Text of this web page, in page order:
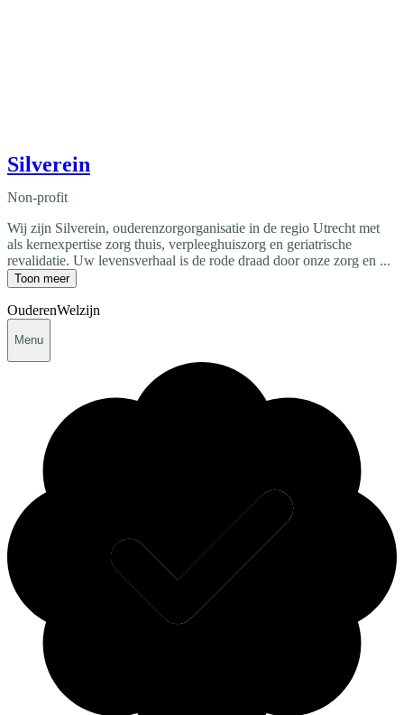
Silverein
Non-profit
Wij zijn Silverein, ouderenzorgorganisatie in de regio Utrecht met
als kernexpertise zorg thuis, verpleeghuiszorg en geriatrische
revalidatie. Uw levensverhaal is de rode draad door onze zorg en ...
Toon meer
OuderenWelzijn
Menu